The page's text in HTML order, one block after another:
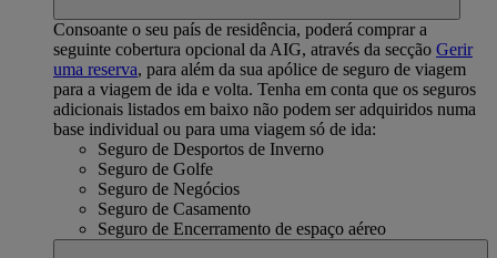
Consoante o seu país de residência, poderá comprar a
seguinte cobertura opcional da AIG, através da secção Gerir
uma reserva, para além da sua apólice de seguro de viagem
para a viagem de ida e volta. Tenha em conta que os seguros
adicionais listados em baixo não podem ser adquiridos numa
base individual ou para uma viagem só de ida:
Seguro de Desportos de Inverno
Seguro de Golfe
Seguro de Negócios
Seguro de Casamento
Seguro de Encerramento de espaço aéreo